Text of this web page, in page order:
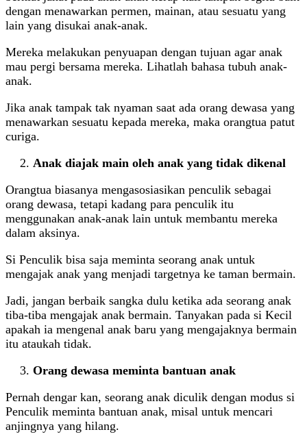
dengan menawarkan permen, mainan, atau sesuatu yang
lain yang disukai anak-anak.
Mereka melakukan penyuapan dengan tujuan agar anak
mau pergi bersama mereka. Lihatlah bahasa tubuh anak-
anak.
Jika anak tampak tak nyaman saat ada orang dewasa yang
menawarkan sesuatu kepada mereka, maka orangtua patut
curiga.
Anak diajak main oleh anak yang tidak dikenal
Orangtua biasanya mengasosiasikan penculik sebagai
orang dewasa, tetapi kadang para penculik itu
menggunakan anak-anak lain untuk membantu mereka
dalam aksinya.
Si Penculik bisa saja meminta seorang anak untuk
mengajak anak yang menjadi targetnya ke taman bermain.
Jadi, jangan berbaik sangka dulu ketika ada seorang anak
tiba-tiba mengajak anak bermain. Tanyakan pada si Kecil
apakah ia mengenal anak baru yang mengajaknya bermain
itu ataukah tidak.
Orang dewasa meminta bantuan anak
Pernah dengar kan, seorang anak diculik dengan modus si
Penculik meminta bantuan anak, misal untuk mencari
anjingnya yang hilang.